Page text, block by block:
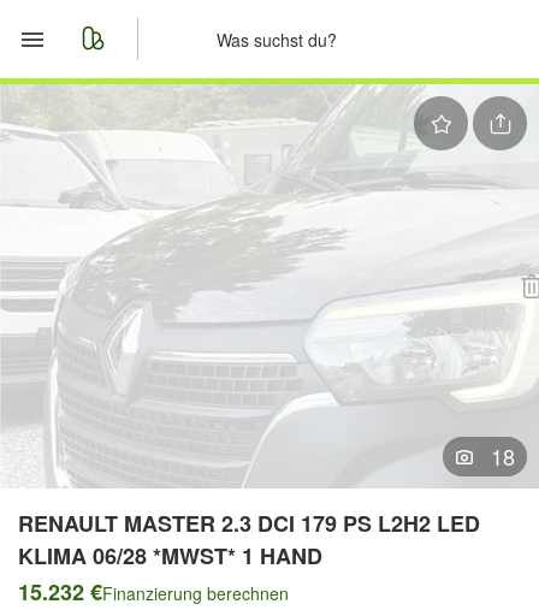
Merkliste
Nachrichten
Anzeige aufgeben
18
RENAULT MASTER 2.3 DCI 179 PS L2H2 LED
KLIMA 06/28 *MWST* 1 HAND
15.232 €Finanzierung berechnen